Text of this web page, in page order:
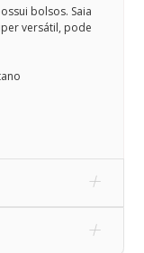
bolsos. Saia
versátil, pode